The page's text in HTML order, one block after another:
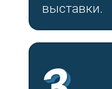
выставки.